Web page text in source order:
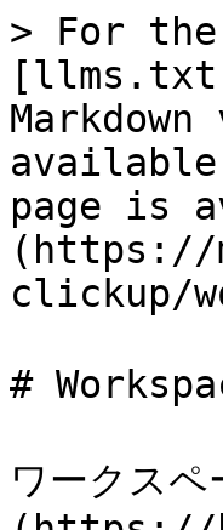
> For the
page is
(https://
clickup/
#
ワークス